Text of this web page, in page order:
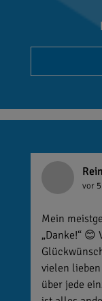
vor
Mein
„Danke!“
vielen
über jede